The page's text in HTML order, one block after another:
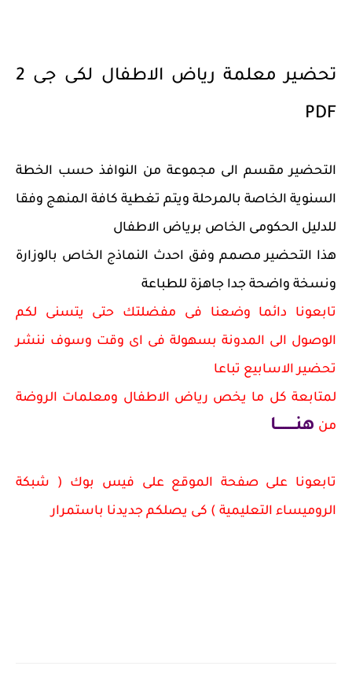
تحضير معلمة رياض الاطفال لكى جى 2
PDF
التحضير مقسم الى مجموعة من النوافذ حسب الخطة
السنوية الخاصة بالمرحلة ويتم تغطية كافة المنهج وفقا
للدليل الحكومى الخاص برياض الاطفال
هذا التحضير مصمم وفق احدث النماذج الخاص بالوزارة
ونسخة واضحة جدا جاهزة للطباعة
تابعونا دائما وضعنا فى مفضلتك حتى يتسنى لكم
الوصول الى المدونة بسهولة فى اى وقت وسوف ننشر
تحضير الاسابيع تباعا
لمتابعة كل ما يخص رياض الاطفال ومعلمات الروضة
من هنــــــــا
تابعونا على صفحة الموقع على فيس بوك ( شبكة
الروميساء التعليمية ) كى يصلكم جديدنا باستمرار